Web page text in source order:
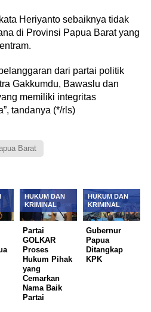
Heriyanto sebaiknya tidak
di Provinsi Papua Barat yang
dari partai politik
Gakkumdu, Bawaslu dan
memiliki integritas
tandanya (*/rls)
Barat
HUKUM DAN
KRIMINAL
Partai
GOLKAR
Proses
Hukum Pihak
yang
Cemarkan
Nama Baik
Partai
HUKUM DAN
KRIMINAL
Gubernur
Papua
Ditangkap
KPK